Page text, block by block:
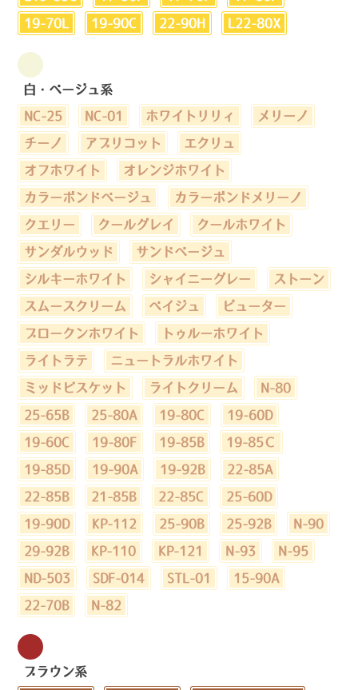
19-70L 19-90C 22-90H L22-80X
白・ベージュ系
NC-25 NC-01 ホワイトリリィ メリーノ
チーノ アプリコット エクリュ
オフホワイト オレンジホワイト
カラーボンドベージュ カラーボンドメリーノ
クエリー クールグレイ クールホワイト
サンダルウッド サンドベージュ
シルキーホワイト シャイニーグレー ストーン
スムースクリーム ベイジュ ピューター
ブロークンホワイト トゥルーホワイト
ライトラテ ニュートラルホワイト
ミッドビスケット ライトクリーム N-80
25-65B 25-80A 19-80C 19-60D
19-60C 19-80F 19-85B 19-85Ｃ
19-85D 19-90A 19-92B 22-85A
22-85B 21-85B 22-85C 25-60D
19-90D KP-112 25-90B 25-92B N-90
29-92B KP-110 KP-121 N-93 N-95
ND-503 SDF-014 STL-01 15-90A
22-70B N-82
ブラウン系